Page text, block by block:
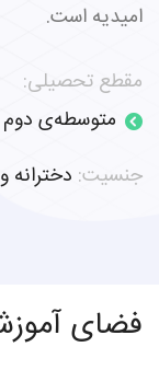
امیدیه است.
مقطع تحصیلی:
متوسطه‌ی دوم
جنسیت: دخترانه
فضای